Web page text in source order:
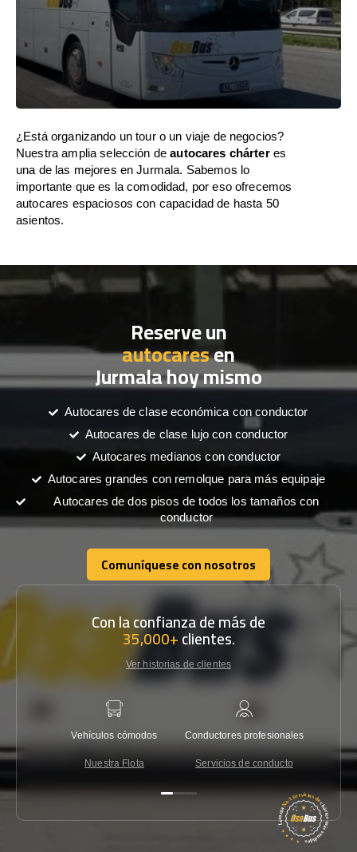
¿Está organizando un tour o un viaje de negocios?
Nuestra amplia selección deautocares chárteres
una de las mejores en Jurmala. Sabemos lo
importante que es la comodidad, por eso ofrecemos
autocares espaciosos con capacidad de hasta 50
asientos.
Reserve un
autocaresen
Jurmala hoy mismo
Autocares de clase económica con conductor
Autocares de clase lujo con conductor
Autocares medianos con conductor
Autocares grandes con remolque para más equipaje
Autocares de dos pisos de todos los tamaños con
conductor
Comuníquese con nosotros
Comuníquese con nosotros
Con la confianza de más de
35,000+clientes.
Ver historias de clientes
Vehículos cómodos
Nuestra Flota
Conductores profesionales
Servicios de conducto